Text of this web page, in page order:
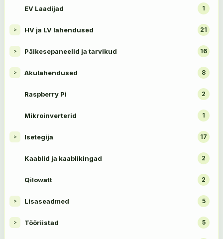
EV Laadijad 1
> HV ja LV lahendused 21
> Päikesepaneelid ja tarvikud 16
> Akulahendused 8
Raspberry Pi 2
Mikroinverterid 1
> Isetegija 17
Kaablid ja kaablikingad 2
Qilowatt 2
> Lisaseadmed 5
> Tööriistad 5